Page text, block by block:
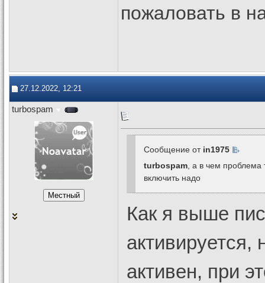
пожаловать в
27.12.2022, 12:21
turbospam
Сообщение от in1975
turbospam , а в чем проблема
включить надо
Как я выше
активируется,
активен, при